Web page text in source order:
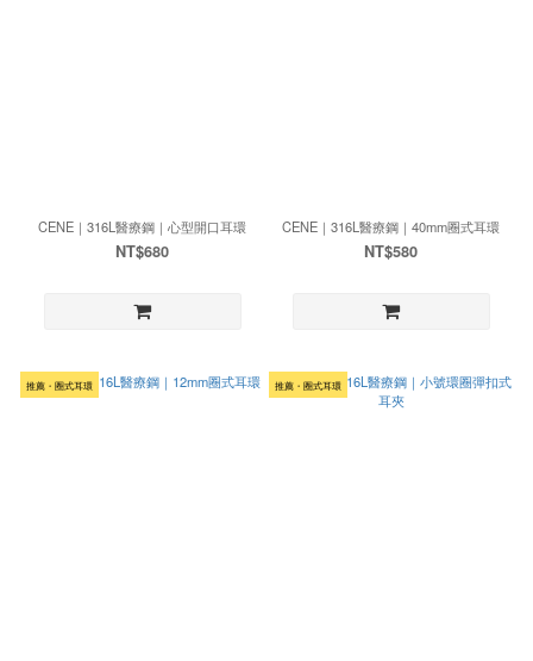
CENE｜316L醫療鋼｜心型開口耳環
NT$680
CENE｜316L醫療鋼｜40mm圈式耳環
NT$580
推薦・圈式耳環 推薦・圈式耳環